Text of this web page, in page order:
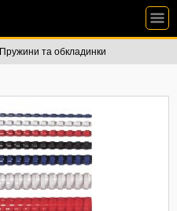
Пружини та обкладинки